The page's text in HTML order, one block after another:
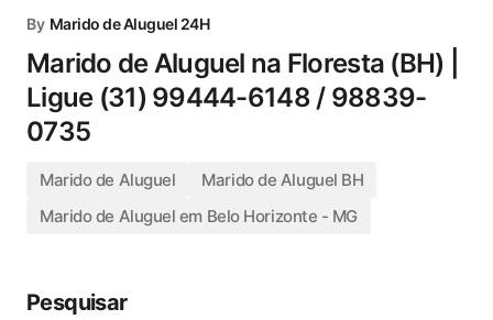
By Marido de Aluguel 24H
Marido de Aluguel na Floresta (BH) |
Ligue (31) 99444-6148 / 98839-
0735
Marido de Aluguel
Marido de Aluguel BH
Marido de Aluguel em Belo Horizonte - MG
Pesquisar